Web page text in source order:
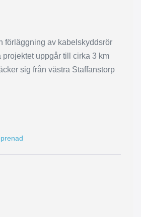
förläggning av kabelskyddsrör
uppgår till cirka 3 km
sig från västra Staffanstorp